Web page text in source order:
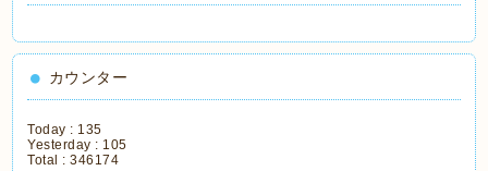
カウンター
Today : 135
Yesterday : 105
Total :346174